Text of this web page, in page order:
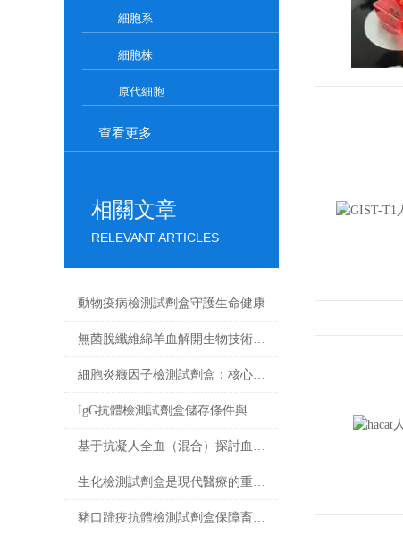
細胞系
細胞株
原代細胞
查看更多
相關文章
RELEVANT ARTICLES
動物疫病檢測試劑盒守護生命健康
無菌脫纖維綿羊血解開生物技術的奇跡
細胞炎癥因子檢測試劑盒：核心技術與檢測原理全解析
IgG抗體檢測試劑盒儲存條件與有效期管理
基于抗凝人全血（混合）探討血液流變學特性及其影響因素
生化檢測試劑盒是現代醫療的重要工具
豬口蹄疫抗體檢測試劑盒保障畜牧業健康發展的重要工具